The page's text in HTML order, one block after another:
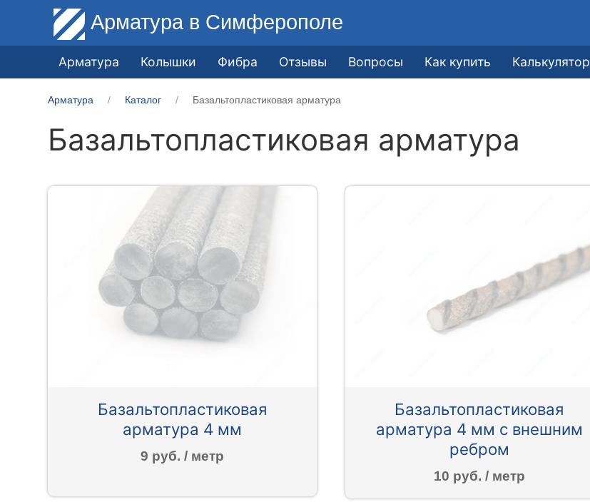
Арматура в Симферополе
Арматура Колышки Фибра Отзывы Вопросы Как купить Калькулятор
Арматура Каталог Базальтопластиковая арматура
Базальтопластиковая арматура
Базальтопластиковая
арматура 4 мм
9 руб. / метр
Базальтопластиковая
арматура 4 мм с внешним
ребром
10 руб. / метр